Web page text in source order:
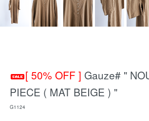
[ 50% OFF ] Gauze# "
PIECE ( MAT BEIGE ) "
G1124